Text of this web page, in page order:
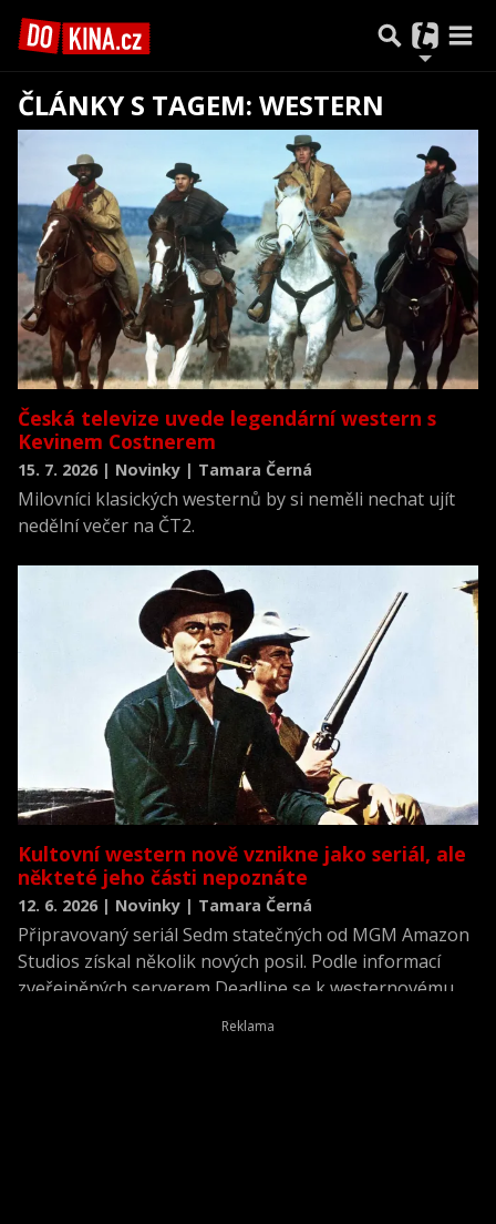
ČLÁNKY S TAGEM: WESTERN
Česká televize uvede legendární western s
Kevinem Costnerem
15. 7. 2026 | Novinky | Tamara Černá
Milovníci klasických westernů by si neměli nechat ujít
nedělní večer na ČT2.
Kultovní western nově vznikne jako seriál, ale
někteté jeho části nepoznáte
12. 6. 2026 | Novinky | Tamara Černá
Připravovaný seriál Sedm statečných od MGM Amazon
Studios získal několik nových posil. Podle informací
zveřejněných serverem Deadline se k westernovému
projektu připojili Joanne Froggatt, Amy Forsyth a
Předchozí 1 2 Další